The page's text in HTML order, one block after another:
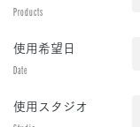
Products
使用希望日
Date
使用スタジオ